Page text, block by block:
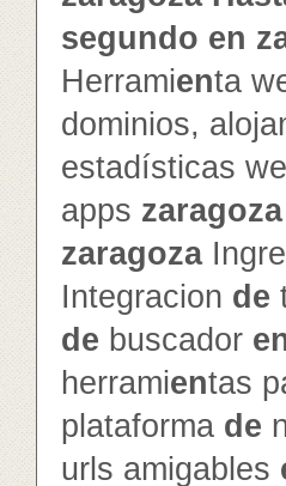
segundo en
Herramienta
dominios,
estadísticas
apps zaragoza
zaragoza
Integracion de
de buscador
herramientas
plataforma de
urls amigables